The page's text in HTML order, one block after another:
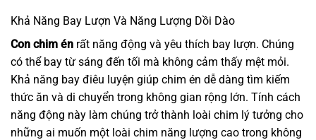
Khả Năng Bay Lượn Và Năng Lượng Dồi Dào
Con chim én rất năng động và yêu thích bay lượn. Chúng
có thể bay từ sáng đến tối mà không cảm thấy mệt mỏi.
Khả năng bay điêu luyện giúp chim én dễ dàng tìm kiếm
thức ăn và di chuyển trong không gian rộng lớn. Tính cách
năng động này làm chúng trở thành loài chim lý tưởng cho
những ai muốn một loài chim năng lượng cao trong không